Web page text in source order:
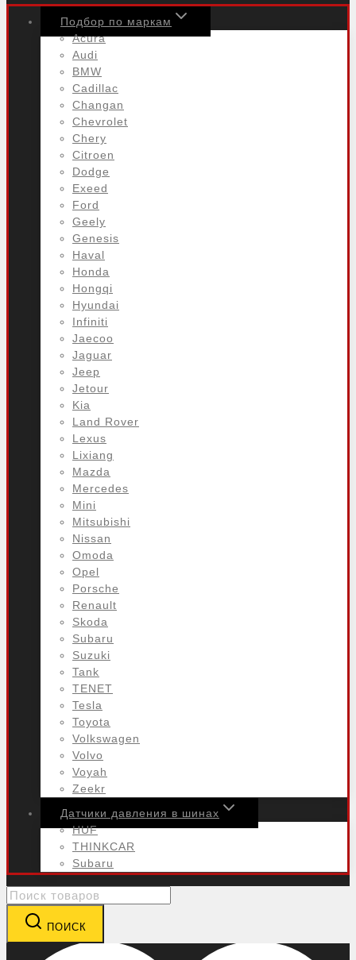
Подбор по маркам
Acura
Audi
BMW
Cadillac
Changan
Chevrolet
Chery
Citroen
Dodge
Exeed
Ford
Geely
Genesis
Haval
Honda
Hongqi
Hyundai
Infiniti
Jaecoo
Jaguar
Jeep
Jetour
Kia
Land Rover
Lexus
Lixiang
Mazda
Mercedes
Mini
Mitsubishi
Nissan
Omoda
Opel
Porsche
Renault
Skoda
Subaru
Suzuki
Tank
TENET
Tesla
Toyota
Volkswagen
Volvo
Voyah
Zeekr
Датчики давления в шинах
HUF
THINKCAR
Subaru
Search
for:
ПОИСК